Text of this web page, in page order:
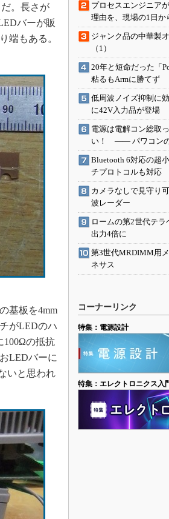
。長さが
バーが販
端もある。
基板を4mm
がLEDのハ
100Ωの抵抗
LEDバーに
いと思われ
プロセスエンジニア
理由を、現場の1日か
ジャンク品の中華製
（1）
20年と短命だった「
粘るもArmに勝てず
低周波ノイズ抑制に
に42V入力品が登場
電源は電解コン総取
い！ ―― パワコンの
Bluetooth 6対応の超
チプロトコルも対応
カメラなしで見守り
波レーダー
ロームの第2世代テラ
出力4倍に
第3世代MRDIMM用
ネサス
コーナーリンク
特集：電源設計
特集：エレクトロニクス入